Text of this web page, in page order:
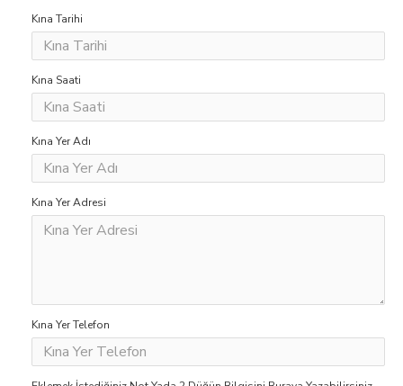
Kına Tarihi
Kına Saati
Kına Yer Adı
Kına Yer Adresi
Kına Yer Telefon